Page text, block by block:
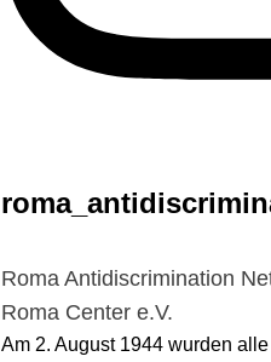
Roma Antidiscrimination
Roma Center e.V.
Am 2. August 1944 wurden